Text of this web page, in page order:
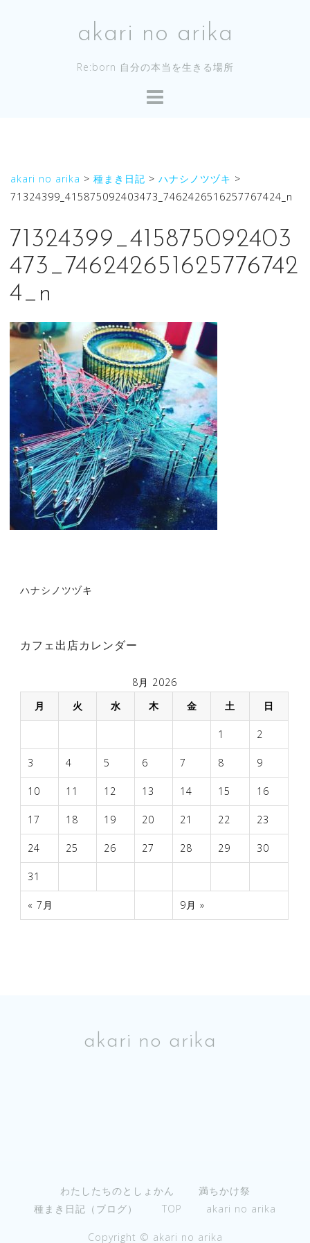
akari no arika
Re:born 自分の本当を生きる場所
akari no arika > 種まき日記 > ハナシノツヅキ >
71324399_415875092403473_7462426516257767424_n
71324399_415875092403
473_746242651625776742
4_n
ナ
ゲ
ー
シ
ョ
ン
ハナシノツヅキ
カフェ出店カレンダー
8月 2026
月
火 水 木 金 土 日
1 2
3 4 5 6 7 8 9
10 11 12 13 14 15 16
17 18 19 20 21 22 23
24 25 26 27 28 29 30
31
« 7月 9月 »
akari no arika
わたしたちのとしょかん
満ちかけ祭
種まき日記（ブログ）
TOP akari no arika
Copyright © akari no arika